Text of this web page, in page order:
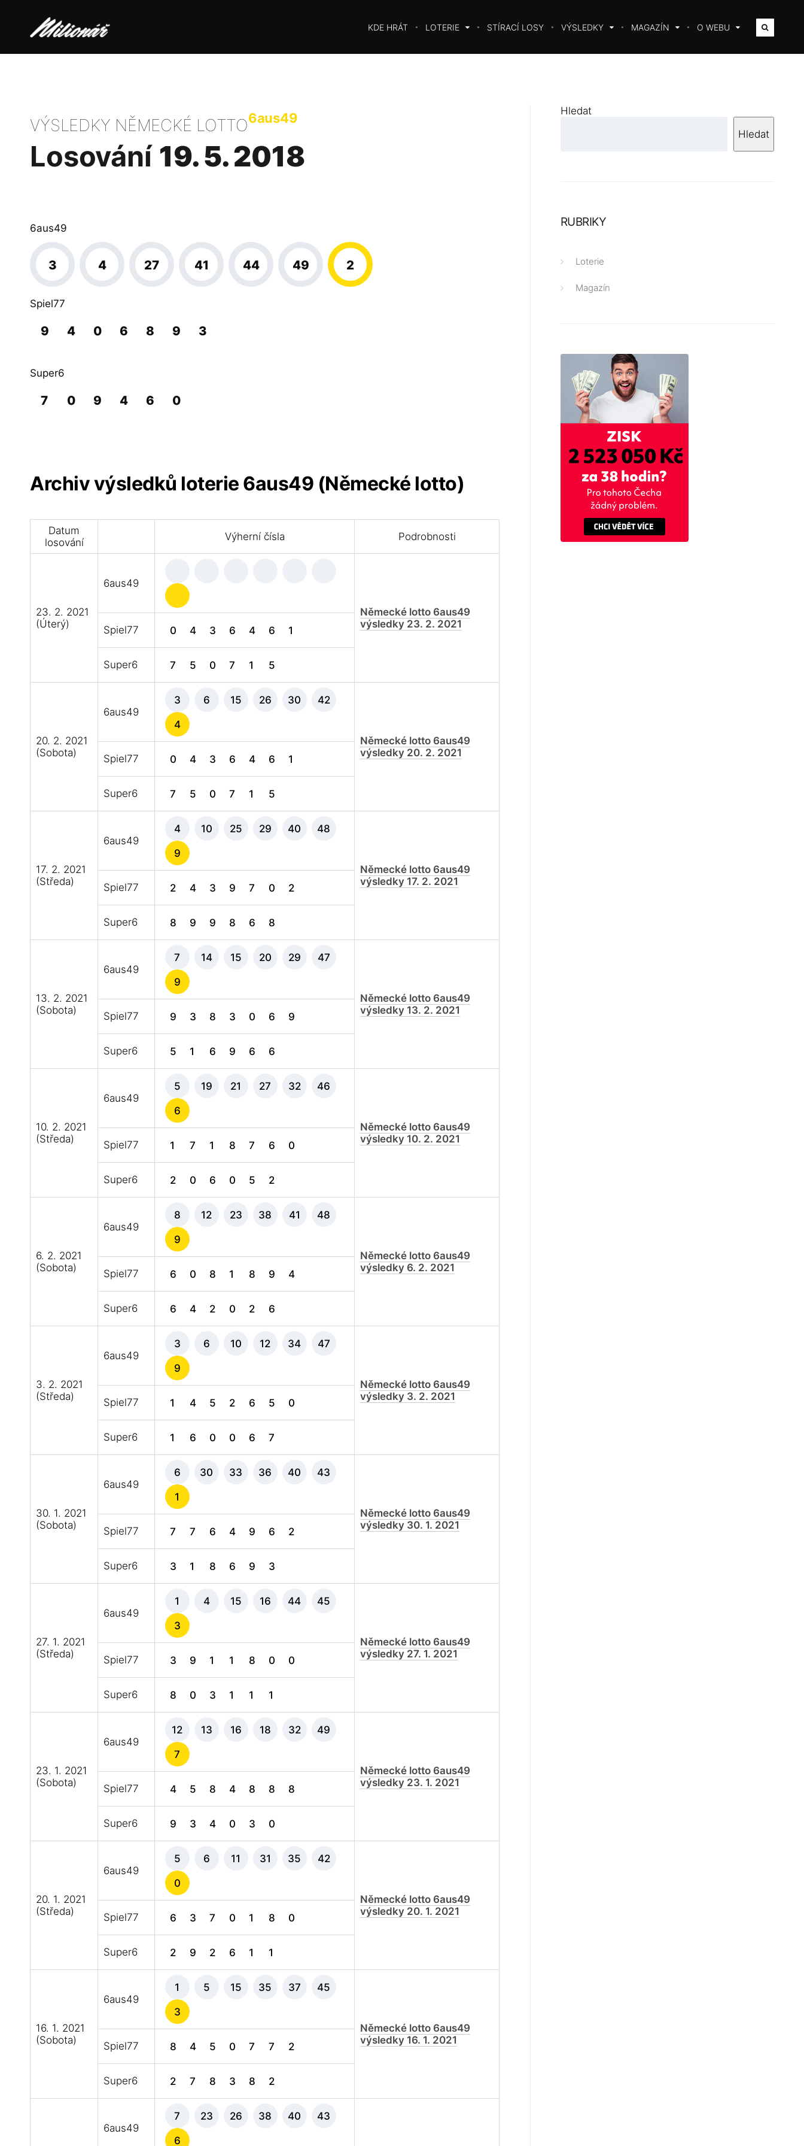
KDE HRÁT LOTERIE STÍRACÍ LOSY VÝSLEDKY MAGAZÍN O WEBU
VÝSLEDKY NĚMECKÉ LOTTO6aus49
Losování 19. 5. 2018
6aus49
3 4 27 41 44 49 2
Spiel77
9 4 0 6 8 9 3
Super6
7 0 9 4 6 0
Archiv výsledků loterie 6aus49 (Německé lotto)
Datum
losování
Výherní čísla Podrobnosti
23. 2. 2021
(Úterý)
6aus49
Německé lotto 6aus49
výsledky 23. 2. 2021
Spiel77 0 4 3 6 4 6 1
Super6 7 5 0 7 1 5
20. 2. 2021
(Sobota)
6aus49
3 6 15 26 30 42
4
Německé lotto 6aus49
výsledky 20. 2. 2021
Spiel77 0 4 3 6 4 6 1
Super6 7 5 0 7 1 5
17. 2. 2021
(Středa)
6aus49
4 10 25 29 40 48
9
Německé lotto 6aus49
výsledky 17. 2. 2021
Spiel77 2 4 3 9 7 0 2
Super6 8 9 9 8 6 8
13. 2. 2021
(Sobota)
6aus49
7 14 15 20 29 47
9
Německé lotto 6aus49
výsledky 13. 2. 2021
Spiel77 9 3 8 3 0 6 9
Super6 5 1 6 9 6 6
10. 2. 2021
(Středa)
6aus49
5 19 21 27 32 46
6
Německé lotto 6aus49
výsledky 10. 2. 2021
Spiel77 1 7 1 8 7 6 0
Super6 2 0 6 0 5 2
6. 2. 2021
(Sobota)
6aus49
8 12 23 38 41 48
9
Německé lotto 6aus49
výsledky 6. 2. 2021
Spiel77 6 0 8 1 8 9 4
Super6 6 4 2 0 2 6
3. 2. 2021
(Středa)
6aus49
3 6 10 12 34 47
9
Německé lotto 6aus49
výsledky 3. 2. 2021
Spiel77 1 4 5 2 6 5 0
Super6 1 6 0 0 6 7
30. 1. 2021
(Sobota)
6aus49
6 30 33 36 40 43
1
Německé lotto 6aus49
výsledky 30. 1. 2021
Spiel77 7 7 6 4 9 6 2
Super6 3 1 8 6 9 3
27. 1. 2021
(Středa)
6aus49
1 4 15 16 44 45
3
Německé lotto 6aus49
výsledky 27. 1. 2021
Spiel77 3 9 1 1 8 0 0
Super6 8 0 3 1 1 1
23. 1. 2021
(Sobota)
6aus49
12 13 16 18 32 49
7
Německé lotto 6aus49
výsledky 23. 1. 2021
Spiel77 4 5 8 4 8 8 8
Super6 9 3 4 0 3 0
20. 1. 2021
(Středa)
6aus49
5 6 11 31 35 42
0
Německé lotto 6aus49
výsledky 20. 1. 2021
Spiel77 6 3 7 0 1 8 0
Super6 2 9 2 6 1 1
16. 1. 2021
(Sobota)
6aus49
1 5 15 35 37 45
3
Německé lotto 6aus49
výsledky 16. 1. 2021
Spiel77 8 4 5 0 7 7 2
Super6 2 7 8 3 8 2
6aus49
7 23 26 38 40 43
6
Hledat
Hledat
RUBRIKY
Loterie
Magazín